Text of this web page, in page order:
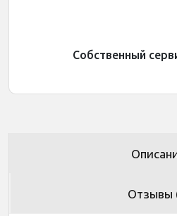
Собственный
Отзывы